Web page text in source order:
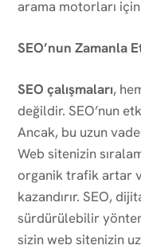
arama motorları için
SEO’nun Zamanla
SEO çalışmaları,
değildir. SEO’nun
Ancak, bu uzun
Web sitenizin
organik trafik artar
kazandırır. SEO,
sürdürülebilir
sizin web sitenizin